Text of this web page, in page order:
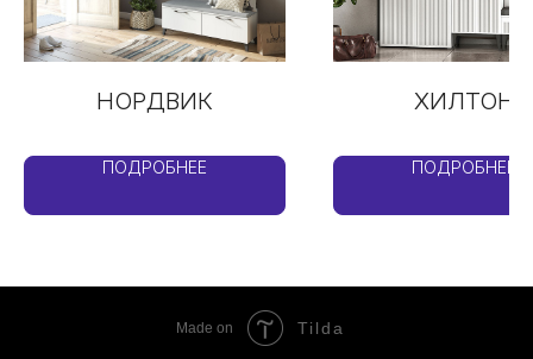
НОРДВИК
ПОДРОБНЕЕ
ХИЛТОН
ПОДРОБНЕЕ
Made on Tilda